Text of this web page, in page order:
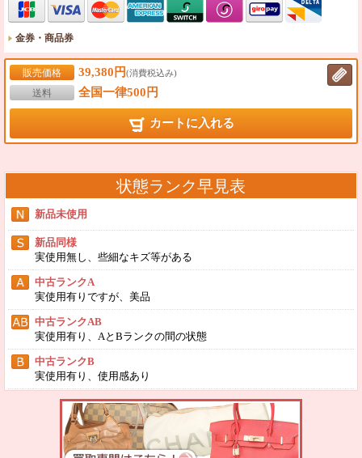
金券・商品券
販売価格 39,380円(消費税込み)
送料 全国一律500円
カートに入れる
状態ランク早見表
新品未使用
新品同様
実使用無し、些細なキズ等がある
中古ランクA
実使用有りですが、美品
中古ランクAB
実使用有り、AとBランクの間の状態
中古ランクB
実使用有り、使用感あり